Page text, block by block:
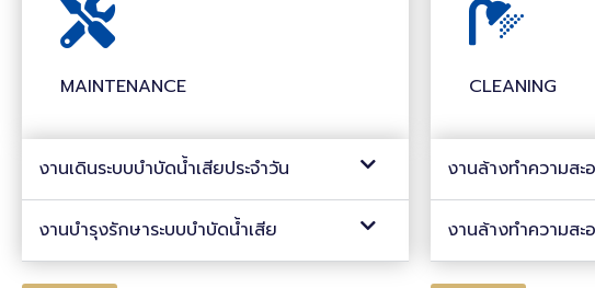
MAINTENANCE
HOSPITAL
งานเดินระบบบำบัดน้ำเสียประจำวัน
งานบำรุงรักษาระบบบำบัดน้ำเสีย
CLEANING
HOSPITAL
งานล้างทำความสะ
งานล้างทำความสะ